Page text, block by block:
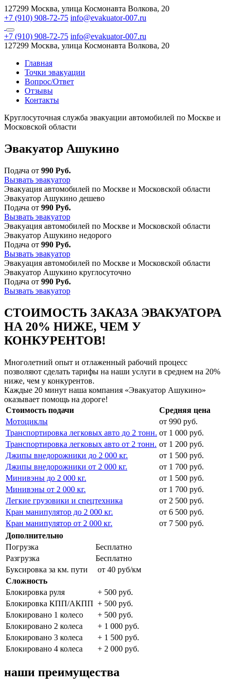
127299 Москва, улица Космонавта Волкова, 20
+7 (910) 908-72-75 info@evakuator-007.ru
+7 (910) 908-72-75 info@evakuator-007.ru
127299 Москва, улица Космонавта Волкова, 20
Главная
Точки эвакуации
Вопрос/Ответ
Отзывы
Контакты
Круглосуточная служба эвакуации автомобилей по Москве и
Московской области
Эвакуатор Ашукино
Подача от 990 Руб.
Вызвать эвакуатор
Эвакуация автомобилей по Москве и Московской области
Эвакуатор Ашукино дешево
Подача от 990 Руб.
Вызвать эвакуатор
Эвакуация автомобилей по Москве и Московской области
Эвакуатор Ашукино недорого
Подача от 990 Руб.
Вызвать эвакуатор
Эвакуация автомобилей по Москве и Московской области
Эвакуатор Ашукино круглосуточно
Подача от 990 Руб.
Вызвать эвакуатор
СТОИМОСТЬ ЗАКАЗА ЭВАКУАТОРА
НА 20% НИЖЕ, ЧЕМ У
КОНКУРЕНТОВ!
Многолетний опыт и отлаженный рабочий процесс
позволяют сделать тарифы на наши услуги в среднем на 20%
ниже, чем у конкурентов.
Каждые 20 минут наша компания «Эвакуатор Ашукино»
оказывает помощь на дороге!
Стоимость подачи
Средняя цена
Мотоциклы
от 990 руб.
Транспортировка легковых авто до 2 тонн. от 1 000 руб.
Транспортировка легковых авто от 2 тонн. от 1 200 руб.
Джипы внедорожники до 2 000 кг.
от 1 500 руб.
Джипы внедорожники от 2 000 кг.
от 1 700 руб.
Минивэны до 2 000 кг.
от 1 500 руб.
Минивэны от 2 000 кг.
от 1 700 руб.
Легкие грузовики и спецтехника
от 2 500 руб.
Кран манипулятор до 2 000 кг.
от 6 500 руб.
Кран манипулятор от 2 000 кг.
от 7 500 руб.
Дополнительно
Погрузка
Бесплатно
Разгрузка
Бесплатно
Буксировка за км. пути
от 40 руб/км
Сложность
Блокировка руля
+ 500 руб.
Блокировка КПП/АКПП + 500 руб.
Блокировано 1 колесо
+ 500 руб.
Блокировано 2 колеса
+ 1 000 руб.
Блокировано 3 колеса
+ 1 500 руб.
Блокировано 4 колеса
+ 2 000 руб.
наши преимущества